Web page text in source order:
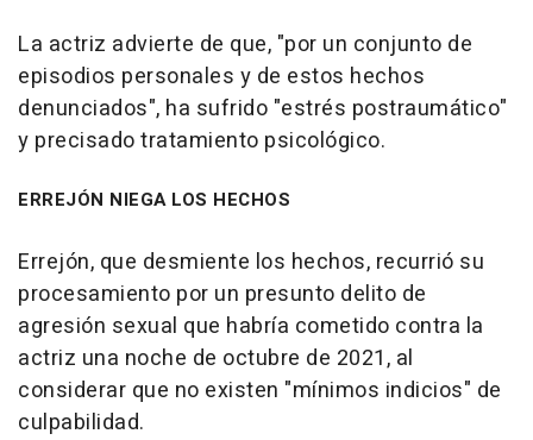
La actriz advierte de que, "por un conjunto de
episodios personales y de estos hechos
denunciados", ha sufrido "estrés postraumático"
y precisado tratamiento psicológico.
ERREJÓN NIEGA LOS HECHOS
Errejón, que desmiente los hechos, recurrió su
procesamiento por un presunto delito de
agresión sexual que habría cometido contra la
actriz una noche de octubre de 2021, al
considerar que no existen "mínimos indicios" de
culpabilidad.